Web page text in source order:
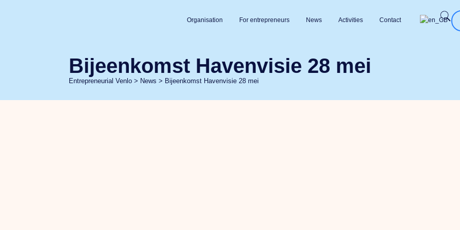
Organisation For entrepreneurs News Activities Contact
Bijeenkomst Havenvisie 28 mei
Entrepreneurial Venlo > News > Bijeenkomst Havenvisie 28 mei